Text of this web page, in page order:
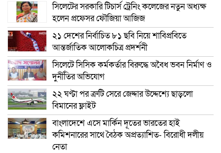
সিলেটের সরকারি টিচার্স ট্রেনিং কলেজের নতুন অধ্যক্ষ
হলেন প্রফেসর ফৌজিয়া আজিজ
২১ দেশের নির্বাচিত ৮১ ছবি নিয়ে শাবিপ্রবিতে
আন্তর্জাতিক আলোকচিত্র প্রদর্শনী
সিলেটে সিসিক কর্মকর্তার বিরুদ্ধে অবৈধ ভবন নির্মাণ ও
দুর্নীতির অভিযোগ
২২ ঘণ্টা পর ত্রুটি সেরে জেদ্দার উদ্দেশ্যে ছাড়লো
বিমানের ফ্লাইট
বাংলাদেশে এসে মার্কিন দূতের ভারতের হাই
কমিশনারের সাথে বৈঠক অপ্রত্যাশিত- বিরোধী দলীয়
নেতা